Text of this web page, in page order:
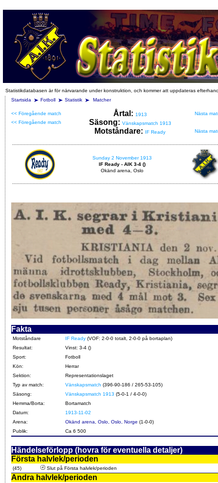
Statistikdatabasen är för närvarande under konstruktion, och kommer att uppdateras
Startsida
Fotboll Statistik Matcher
<< Föregående match Årtal: 1913
Nästa
<< Föregående match
Säsong: Vänskapsmatch 1913
Motståndare: IF Ready Nästa
Sunday 2 November 1913
IF Ready - AIK 3-4 ()
Okänd arena, Oslo
Fakta
Motståndare IF Ready (VOF: 2-0-0 totalt, 2-0-0 på bortaplan)
Resultat:
Vinst: 3-4 ()
Sport:
Fotboll
Kön:
Herrar
Sektion:
Representationslaget
Typ av match:
Vänskapsmatch (396-90-186 / 265-53-105)
Säsong:
Vänskapsmatch 1913 (5-0-1 / 4-0-0)
Hemma/Borta:
Bortamatch
Datum:
1913-11-02
Arena:
Okänd arena, Oslo, Oslo, Norge (1-0-0)
Publik:
Ca 6 500
Händelseförlopp (hovra för eventuella detaljer)
Första halvlek/perioden
(45) Slut på Första halvlek/perioden
Andra halvlek/perioden